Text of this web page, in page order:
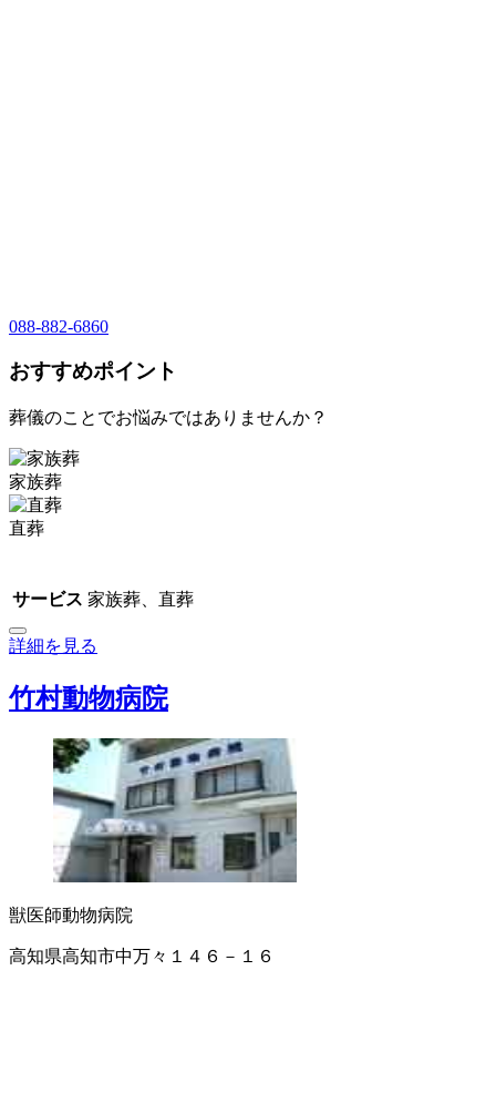
088-882-6860
おすすめポイント
葬儀のことでお悩みではありませんか？
家族葬
直葬
サービス 家族葬、直葬
詳細を見る
竹村動物病院
獣医師動物病院
高知県高知市中万々１４６－１６